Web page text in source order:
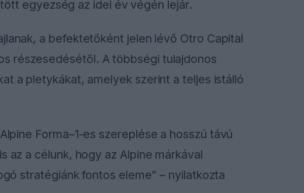
egyezség az idei év végén lejár.
a befektetőként jelen lévő Otro Capital
részesedésétől. A többségi tulajdonos
a pletykákat, amelyek szerint a teljes istálló
Forma–1-es szereplése a hosszú távú
az a célunk, hogy az Alpine márkával
stratégiánk fontos eleme” – nyilatkozta